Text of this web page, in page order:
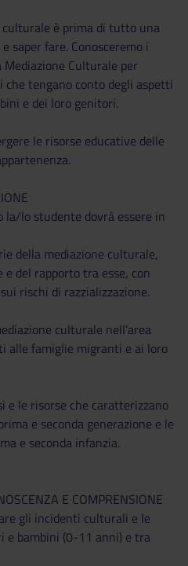
è prima di tutto una
saper fare. Conosceremo i
Culturale per
tengano conto degli aspetti
e dei loro genitori.
le risorse educative delle
la/lo studente dovrà essere in
della mediazione culturale,
e del rapporto tra esse, con
rischi di razzializzazione.
culturale nell’area
alle famiglie migranti e ai loro
e le risorse che caratterizzano
e seconda generazione e le
e seconda infanzia.
E COMPRENSIONE
gli incidenti culturali e le
bambini (0-11 anni) e tra